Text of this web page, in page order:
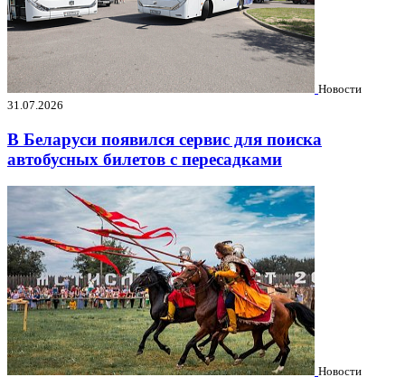
Новости
31.07.2026
В Беларуси появился сервис для поиска
автобусных билетов с пересадками
Новости